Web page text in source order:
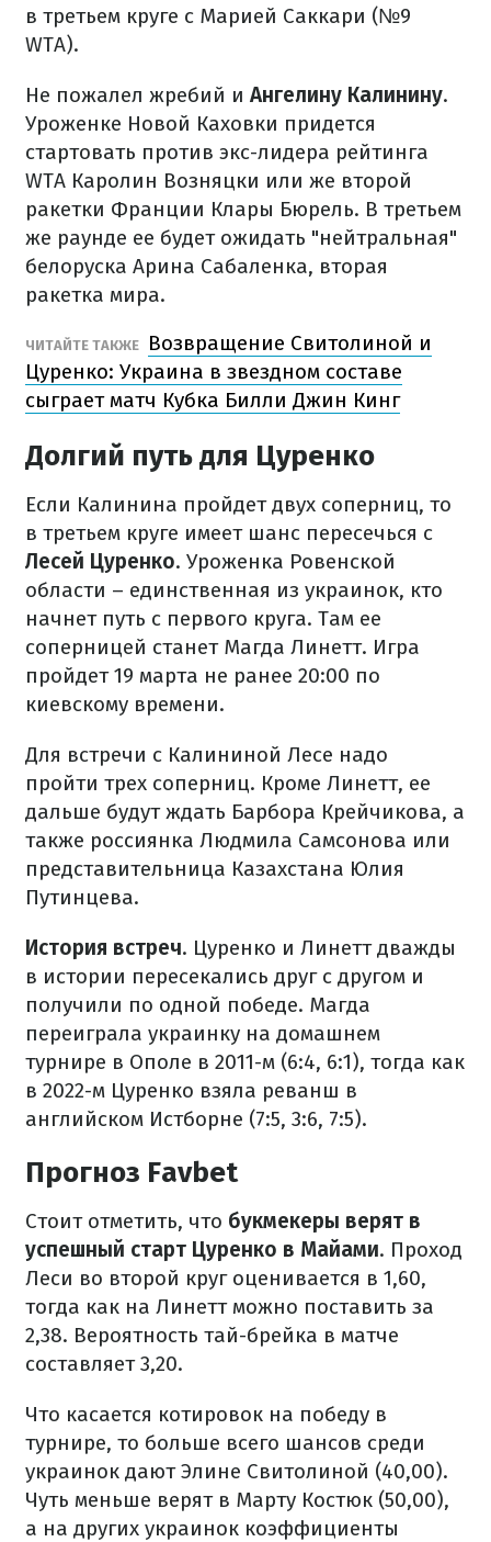
в третьем круге с Марией Саккари (№9
WTA).
Не пожалел жребий и Ангелину Калинину.
Уроженке Новой Каховки придется
стартовать против экс-лидера рейтинга
WTA Каролин Возняцки или же второй
ракетки Франции Клары Бюрель. В третьем
же раунде ее будет ожидать "нейтральная"
белоруска Арина Сабаленка, вторая
ракетка мира.
ЧИТАЙТЕ ТАКЖЕ
Возвращение Свитолиной и
Цуренко: Украина в звездном составе
сыграет матч Кубка Билли Джин Кинг
Долгий путь для Цуренко
Если Калинина пройдет двух соперниц, то
в третьем круге имеет шанс пересечься с
Лесей Цуренко. Уроженка Ровенской
области – единственная из украинок, кто
начнет путь с первого круга. Там ее
соперницей станет Магда Линетт. Игра
пройдет 19 марта не ранее 20:00 по
киевскому времени.
Для встречи с Калининой Лесе надо
пройти трех соперниц. Кроме Линетт, ее
дальше будут ждать Барбора Крейчикова, а
также россиянка Людмила Самсонова или
представительница Казахстана Юлия
Путинцева.
История встреч. Цуренко и Линетт дважды
в истории пересекались друг с другом и
получили по одной победе. Магда
переиграла украинку на домашнем
турнире в Ополе в 2011-м (6:4, 6:1), тогда как
в 2022-м Цуренко взяла реванш в
английском Истборне (7:5, 3:6, 7:5).
Прогноз Favbet
Стоит отметить, что букмекеры верят в
успешный старт Цуренко в Майами. Проход
Леси во второй круг оценивается в 1,60,
тогда как на Линетт можно поставить за
2,38. Вероятность тай-брейка в матче
составляет 3,20.
Что касается котировок на победу в
турнире, то больше всего шансов среди
украинок дают Элине Свитолиной (40,00).
Чуть меньше верят в Марту Костюк (50,00),
а на других украинок коэффициенты